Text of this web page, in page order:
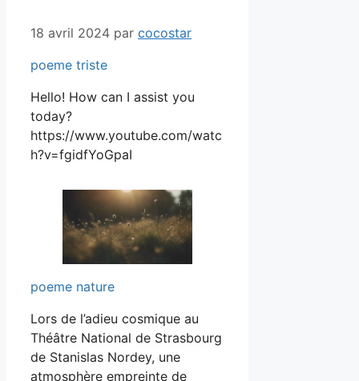
18 avril 2024 par cocostar
poeme triste
Hello! How can I assist you
today?
https://www.youtube.com/watc
h?v=fgidfYoGpaI
poeme nature
Lors de l’adieu cosmique au
Théâtre National de Strasbourg
de Stanislas Nordey, une
atmosphère empreinte de